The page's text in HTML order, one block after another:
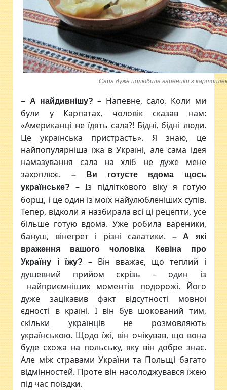
Сара дуже полюбила вареники з
– А найдивнішу?– Напевне, сало. Коли ми
були у Карпатах, чоловік сказав нам:
«Американці не їдять сала?! Бідні, бідні люди.
Це українська пристрасть». Я знаю, це
найпопулярніша їжа в Україні, але сама ідея
намазування сала на хліб не дуже мене
захоплює.
– Ви готуєте вдома щось
українське?– Із підліткового віку я готую
борщ, і це один із моїх найулюбленіших супів.
Тепер, відколи я назбирала всі ці рецепти, усе
більше готую вдома. Уже робила вареники,
бануш, вінегрет і різні салатики.
– А які
враження вашого чоловіка Кевіна про
Україну і їжу? – Він вважає, що теплий і
душевний прийом скрізь – один із
найприємніших моментів подорожі. Його
дуже зацікавив факт відсутності мовної
єдності в країні. І він був шокований тим,
скільки українців не розмовляють
українською. Щодо їжі, він очікував, що вона
буде схожа на польську, яку він добре знає.
Але між стравами України та Польщі багато
відмінностей. Проте він насолоджувався їжею
під час поїздки.